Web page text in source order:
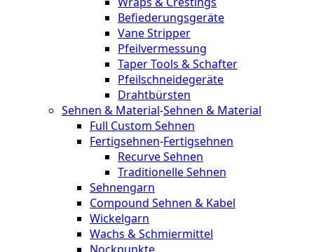
Befiederungsgeräte
Vane Stripper
Pfeilvermessung
Taper Tools & Schafter
Pfeilschneidegeräte
Drahtbürsten
Sehnen & Material-Sehnen & Material
Full Custom Sehnen
Fertigsehnen-Fertigsehnen
Recurve Sehnen
Traditionelle Sehnen
Sehnengarn
Compound Sehnen & Kabel
Wickelgarn
Wachs & Schmiermittel